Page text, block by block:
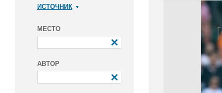
ИСТОЧНИК
МЕСТО
АВТОР